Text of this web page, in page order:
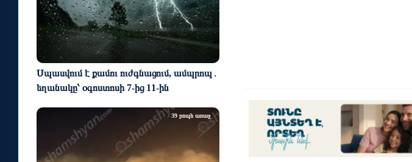
Սպասվում է քամու ուժգնացում, ամպրոպ․
եղանակը՝ օգոստոսի 7-ից 11-ին
39 րոպե առաջ